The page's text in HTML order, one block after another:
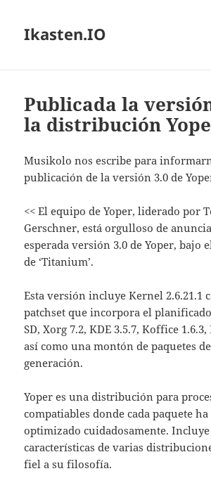
Ikasten.IO
Publicada la
la distribución
Musikolo nos escribe para
publicación de la versión 3.0 de
<< El equipo de Yoper, liderado por
Gerschner, está orgulloso de
esperada versión 3.0 de Yoper, bajo
de ‘Titanium’.
Esta versión incluye Kernel 2.6.21.1
patchset que incorpora el
SD, Xorg 7.2, KDE 3.5.7, Koffice
así como una montón de paquetes
generación.
Yoper es una distribución para
compatiables donde cada paquete ha
optimizado cuidadosamente.
características de varias
fiel a su filosofía.